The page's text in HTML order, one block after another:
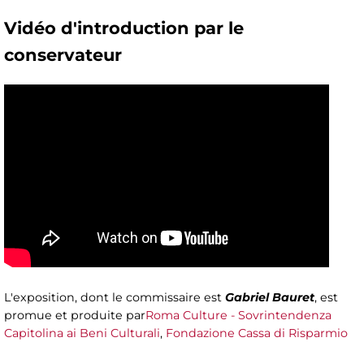
Vidéo d'introduction par le
conservateur
L'exposition, dont le commissaire est Gabriel Bauret, est
promue et produite parRoma Culture - Sovrintendenza
Capitolina ai Beni Culturali, Fondazione Cassa di Risparmio